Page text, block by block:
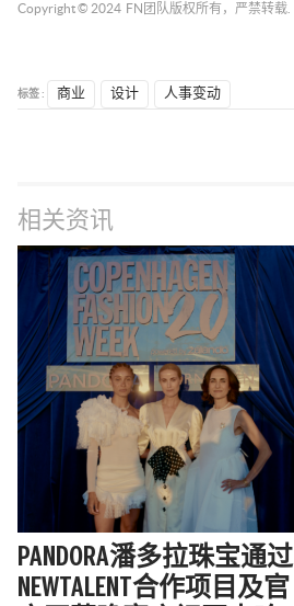
Copyright © 2024 FN团队 版权所有，严禁转载.
标签 : 商业 设计 人事变动
相关资讯
PANDORA潘多拉珠宝通过
NEWTALENT合作项目及官